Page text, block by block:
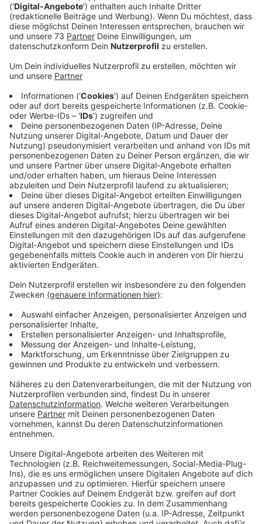
Anzeige
Erfolgreiche Projekte im Westmünsterland
Anzeige
Im Westmünsterland wurden bereits zahlreiche
Kleinprojekte durch das LEADER-Programm gefördert.
Beispiele sind ein Spielplatz beim Tennisverein, ein
Kreisverkehr mit bienenfreundlicher Bepflanzung, eine
Boulebahn oder die Erweiterung eines
Geschichtswegs. Diese Projekte zeigen, wie vielfältig
die Möglichkeiten sind, die das Programm bietet.
Anzeige
Bewerbungsphase bis 28. April
Anzeige
Aktuell läuft die neue Bewerbungsphase für das
LEADER-Programm. Die LEADER-Region Berkel-
Schlinge ruft Vereine, Gruppen und Einrichtungen aus
Gescher, Stadtlohn, Südlohn und Vredendazu auf, sich
mit ihren Projektideen zubewerben. Die Kleinprojekte
dürfen maximal 20.000 Euro kosten. Nutzt die Chance,
eure Ideen zu verwirklichen und das Westmünsterland
weiter zu bereichern!
Anzeige